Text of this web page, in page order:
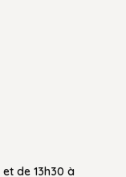
et de 13h30 à